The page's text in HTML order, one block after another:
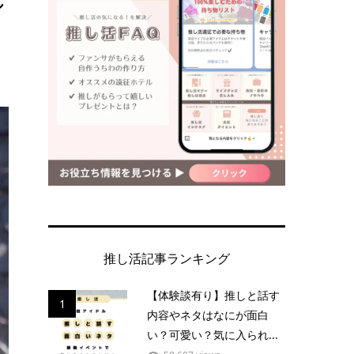
推し活記事ランキング
1
【体験談有り】推しと話す
内容やネタはなにが面白
い？可愛い？気に入られ...